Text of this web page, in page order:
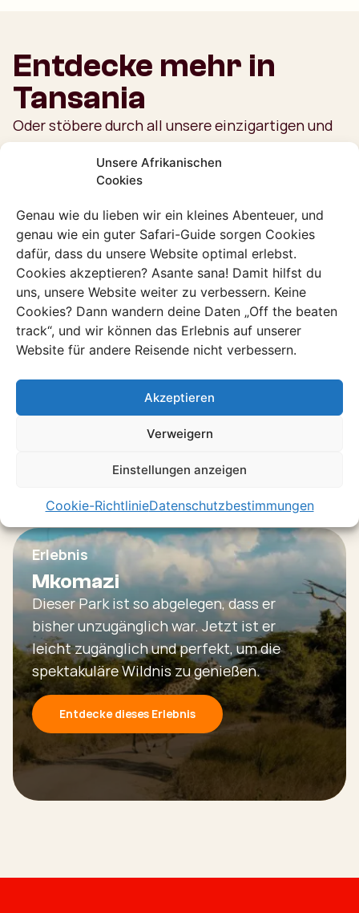
Unsere Afrikanischen
Cookies
Genau wie du lieben wir ein kleines Abenteuer, und
genau wie ein guter Safari-Guide sorgen Cookies
dafür, dass du unsere Website optimal erlebst.
Cookies akzeptieren? Asante sana! Damit hilfst du
uns, unsere Website weiter zu verbessern. Keine
Cookies? Dann wandern deine Daten „Off the beaten
track“, und wir können das Erlebnis auf unserer
Website für andere Reisende nicht verbessern.
Akzeptieren
Verweigern
Einstellungen anzeigen
Cookie-RichtlinieDatenschutzbestimmungen
Entdecke mehr in
Tansania
Oder stöbere durch all unsere einzigartigen und
authentischen Erlebnisse
Alle Erlebnisse ansehen
Erlebnis
Tarangire National Park
Der afrikanische Sonnenuntergang im
Hintergrund der verschiedenen
Landschaften hat eine bezaubernde
Entdecke dieses Erlebnis
Erlebnis
Mkomazi
Dieser Park ist so abgelegen, dass er
bisher unzugänglich war. Jetzt ist er
leicht zugänglich und perfekt, um die
spektakuläre Wildnis zu genießen.
Entdecke dieses Erlebnis